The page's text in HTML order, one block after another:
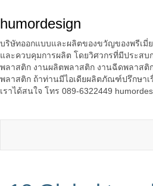
humordesign
บริษัทออกแบบและผลิตของขวัญของพรีเมี่
และควบคุมการผลิต โดยวิศวกรที่มีประส
พลาสติก งานผลิตพลาสติก งานฉีดพลาสติ
พลาสติก ถ้าท่านมีไอเดียผลิตภัณฑ์ปรึกษาเ
เราได้สนใจ โทร 089-6322449